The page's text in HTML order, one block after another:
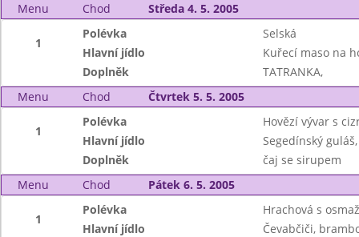
Menu
Chod Středa 4. 5. 2005
1
Polévka
Selská
Hlavní jídlo
Kuřecí maso na
Doplněk
TATRANKA,
Menu
Chod Čtvrtek 5. 5. 2005
1
Polévka
Hovězí vývar s
Hlavní jídlo
Segedínský
Doplněk
čaj se sirupem
Menu
Chod Pátek 6. 5. 2005
1
Polévka
Hrachová s
Hlavní jídlo
Čevabčiči,